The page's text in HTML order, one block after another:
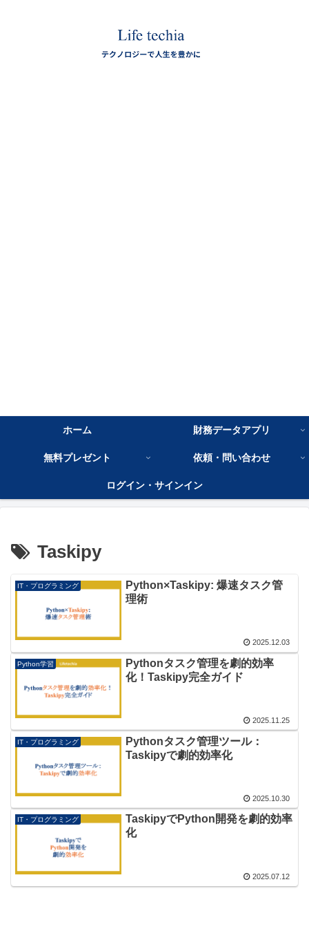
ホーム 財務データアプリ
無料プレゼント 依頼・問い合わせ
ログイン・サインイン
Taskipy
IT・プログラミング
Python×Taskipy: 爆速タスク管
理術
2025.12.03
Python学習
Pythonタスク管理を劇的効率
化！Taskipy完全ガイド
2025.11.25
IT・プログラミング
Pythonタスク管理ツール：
Taskipyで劇的効率化
2025.10.30
IT・プログラミング
TaskipyでPython開発を劇的効率
化
2025.07.12